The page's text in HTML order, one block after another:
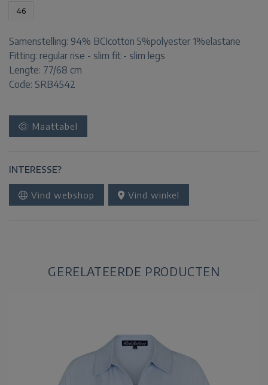
46
Samenstelling: 94% BCIcotton 5%polyester 1%elastane
Fitting: regular rise - slim fit - slim legs
Lengte: 77/68 cm
Code: SRB4542
Maattabel
INTERESSE?
Vind webshop Vind winkel
GERELATEERDE PRODUCTEN